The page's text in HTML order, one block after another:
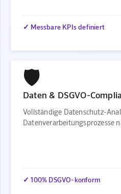
✓ Messbare KPIs definiert
🛡️
Daten & DSGVO-
Vollständige Datenschutz-
Datenverarbeitungsprozesse
✓ 100% DSGVO-konform